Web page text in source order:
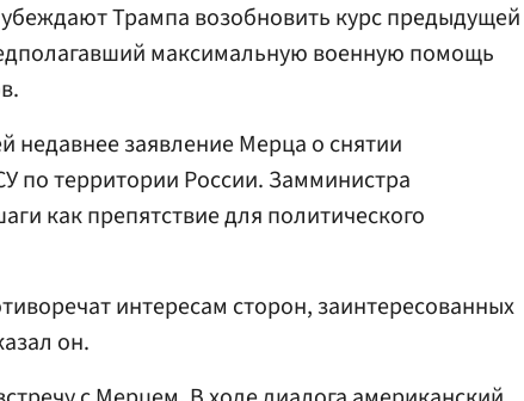
Трампа возобновить курс предыдущей
максимальную военную помощь
недавнее заявление Мерца о снятии
по территории России. Замминистра
как препятствие для политического
интересам сторон, заинтересованных
он.